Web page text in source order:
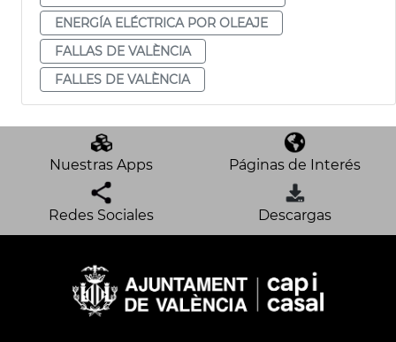
ENERGÍA ELÉCTRICA POR OLEAJE
FALLAS DE VALÈNCIA
FALLES DE VALÈNCIA
Nuestras Apps Páginas de Interés
Redes Sociales Descargas